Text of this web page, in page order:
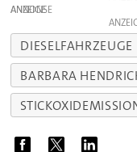
ANZEIGE
DIESELFAHRZEUGE
BARBARA